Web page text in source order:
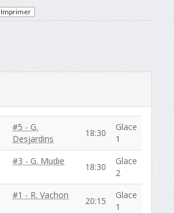
Imprimer
#5 - G.
Desjardins
18:30
Glace
1
#3 - G. Mudie
18:30
Glace
2
#1 - R. Vachon
20:15
Glace
1